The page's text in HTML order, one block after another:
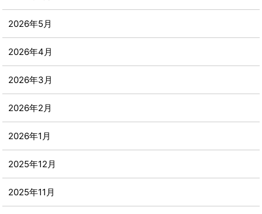
2026年5月
2026年4月
2026年3月
2026年2月
2026年1月
2025年12月
2025年11月